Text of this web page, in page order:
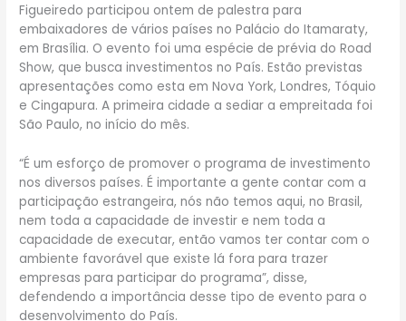
Figueiredo participou ontem de palestra para
embaixadores de vários países no Palácio do Itamaraty,
em Brasília. O evento foi uma espécie de prévia do Road
Show, que busca investimentos no País. Estão previstas
apresentações como esta em Nova York, Londres, Tóquio
e Cingapura. A primeira cidade a sediar a empreitada foi
São Paulo, no início do mês.
“É um esforço de promover o programa de investimento
nos diversos países. É importante a gente contar com a
participação estrangeira, nós não temos aqui, no Brasil,
nem toda a capacidade de investir e nem toda a
capacidade de executar, então vamos ter contar com o
ambiente favorável que existe lá fora para trazer
empresas para participar do programa”, disse,
defendendo a importância desse tipo de evento para o
desenvolvimento do País.